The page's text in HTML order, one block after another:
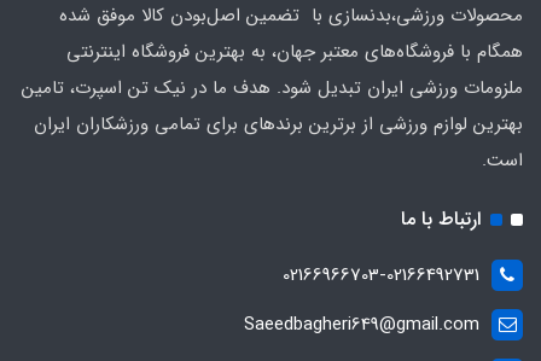
محصولات ورزشی،بدنسازی با تضمین اصل‌بودن کالا موفق شده
همگام با فروشگاه‌های معتبر جهان، به بهترین فروشگاه اینترنتی
ملزومات ورزشی ایران تبدیل شود. هدف ما در نیک تن اسپرت، تامین
بهترین لوازم ورزشی از برترین برندهای برای تمامی ورزشکاران ایران
است.
ارتباط با ما
02166966703-02166492731
Saeedbagheri649@gmail.com